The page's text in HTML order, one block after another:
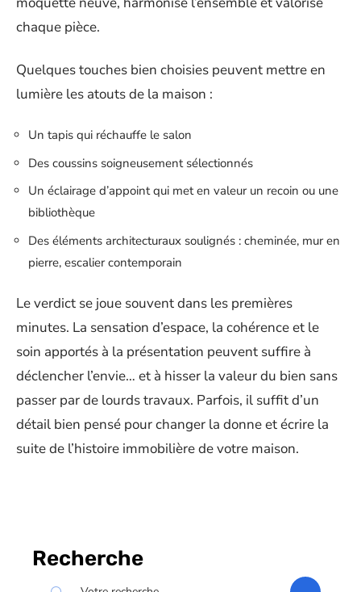
chaque pièce.
Quelques touches bien choisies peuvent mettre en
lumière les atouts de la maison :
Un tapis qui réchauffe le salon
Des coussins soigneusement sélectionnés
Un éclairage d’appoint qui met en valeur un recoin ou une
bibliothèque
Des éléments architecturaux soulignés : cheminée, mur en
pierre, escalier contemporain
Le verdict se joue souvent dans les premières
minutes. La sensation d’espace, la cohérence et le
soin apportés à la présentation peuvent suffire à
déclencher l’envie… et à hisser la valeur du bien sans
passer par de lourds travaux. Parfois, il suffit d’un
détail bien pensé pour changer la donne et écrire la
suite de l’histoire immobilière de votre maison.
Recherche